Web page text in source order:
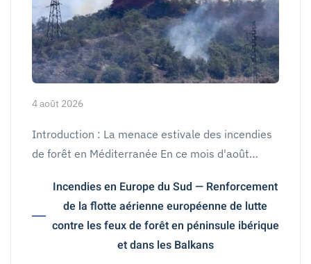
4 août 2026
Introduction : La menace estivale des incendies
de forêt en Méditerranée En ce mois d'août…
Incendies en Europe du Sud — Renforcement
de la flotte aérienne européenne de lutte
contre les feux de forêt en péninsule ibérique
et dans les Balkans